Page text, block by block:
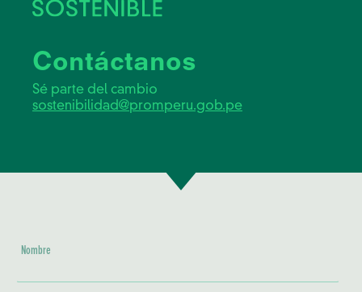
Contáctanos
Sé parte del cambio
sostenibilidad@promperu.gob.pe
Nombre